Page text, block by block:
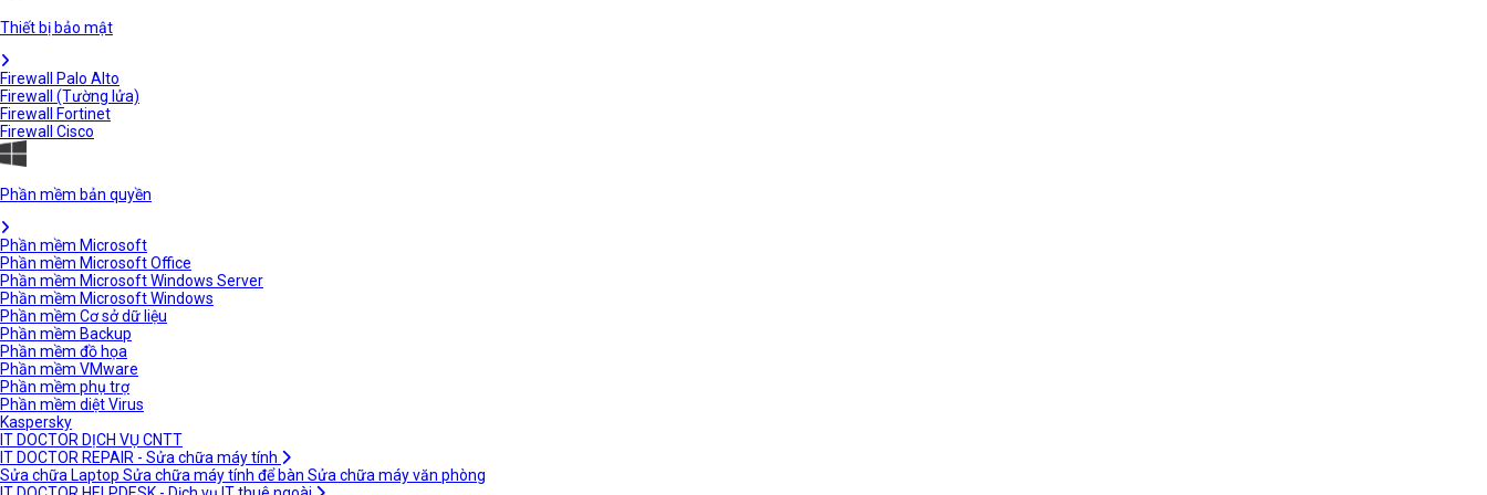
Thiết bị bảo mật
Firewall Palo Alto
Firewall (Tường lửa)
Firewall Fortinet
Firewall Cisco
Phần mềm bản quyền
Phần mềm Microsoft
Phần mềm Microsoft Office
Phần mềm Microsoft Windows Server
Phần mềm Microsoft Windows
Phần mềm Cơ sở dữ liệu
Phần mềm Backup
Phần mềm đồ họa
Phần mềm VMware
Phần mềm phụ trợ
Phần mềm diệt Virus
Kaspersky
IT DOCTOR DỊCH VỤ CNTT
IT DOCTOR REPAIR - Sửa chữa máy tính
Sửa chữa Laptop Sửa chữa máy tính để bàn Sửa chữa máy văn phòng